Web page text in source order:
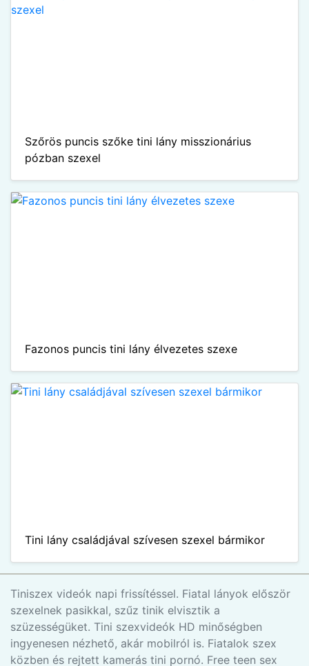
Szőrös puncis szőke tini lány misszionárius
pózban szexel
Fazonos puncis tini lány élvezetes szexe
Tini lány családjával szívesen szexel bármikor
Tiniszex videók napi frissítéssel. Fiatal lányok először
szexelnek pasikkal, szűz tinik elvisztik a
szüzességüket. Tini szexvideók HD minőségben
ingyenesen nézhető, akár mobilról is. Fiatalok szex
közben és rejtett kamerás tini pornó. Free teen sex